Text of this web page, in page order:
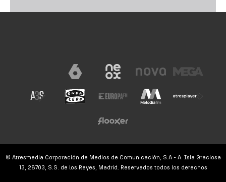
© Atresmedia Corporación de Medios de Comunicación, S.A - A. Isla Graciosa
13, 28703, S.S. de los Reyes, Madrid. Reservados todos los derechos